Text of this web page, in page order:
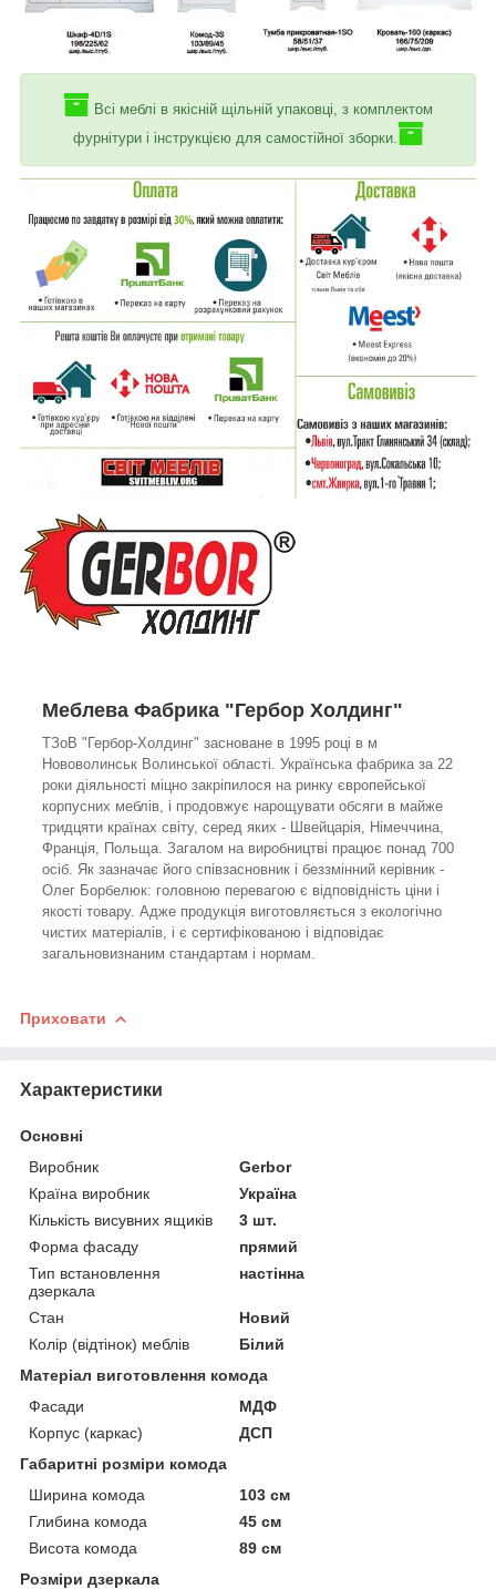
Всі меблі в якісній щільній упаковці, з комплектом
фурнітури і інструкцією для самостійної зборки.
Меблева Фабрика "Гербор Холдинг"
ТЗоВ "Гербор-Холдинг" засноване в 1995 році в м
Нововолинськ Волинської області. Українська фабрика за 22
роки діяльності міцно закріпилося на ринку європейської
корпусних меблів, і продовжує нарощувати обсяги в майже
тридцяти країнах світу, серед яких - Швейцарія, Німеччина,
Франція, Польща. Загалом на виробництві працює понад 700
осіб. Як зазначає його співзасновник і беззмінний керівник -
Олег Борбелюк: головною перевагою є відповідність ціни і
якості товару. Адже продукція виготовляється з екологічно
чистих матеріалів, і є сертифікованою і відповідає
загальновизнаним стандартам і нормам.
Приховати
Характеристики
Основні
Виробник
Gerbor
Країна виробник
Україна
Кількість висувних ящиків
3 шт.
Форма фасаду
прямий
Тип встановлення
дзеркала
настінна
Стан
Новий
Колір (відтінок) меблів
Білий
Матеріал виготовлення комода
Фасади
МДФ
Корпус (каркас)
ДСП
Габаритні розміри комода
Ширина комода
103 см
Глибина комода
45 см
Висота комода
89 см
Розміри дзеркала